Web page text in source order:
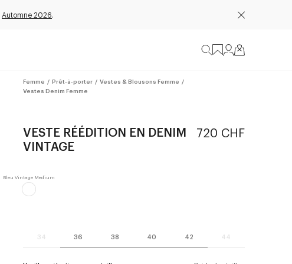
Automne 2026.
Femme / Prêt-à-porter / Vestes & Blousons Femme /
Vestes Denim Femme
VESTE RÉÉDITION EN DENIM
VINTAGE
720 CHF
34 36 38 40 42 44